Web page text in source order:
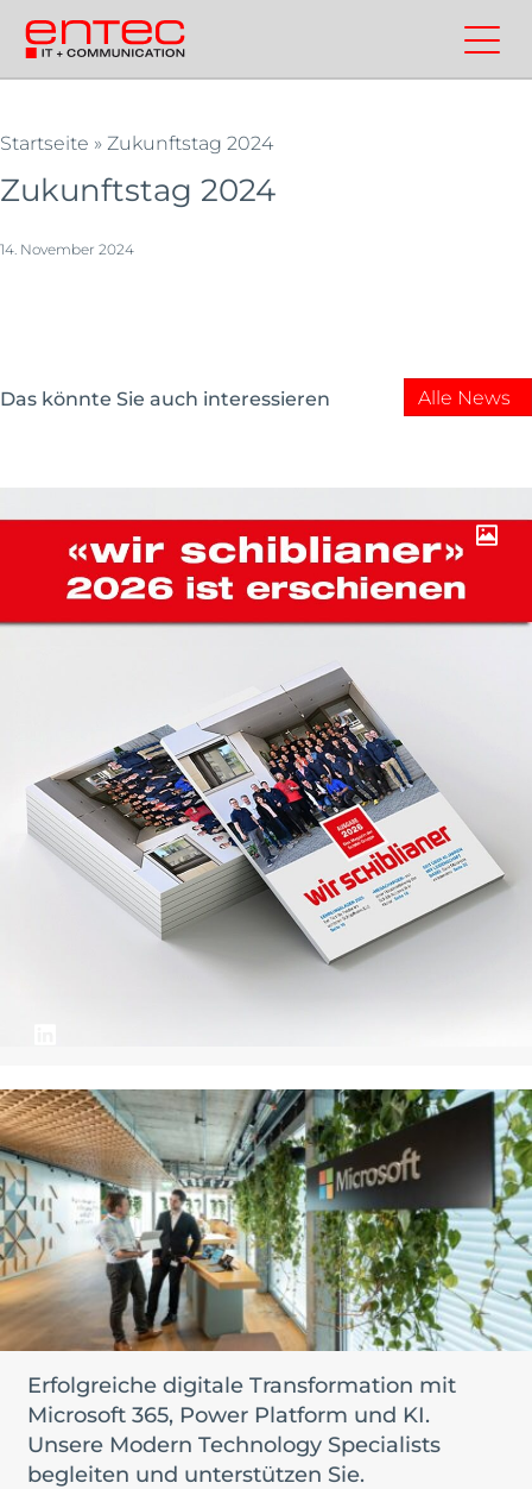
Zum
Inhalt
springen
Entec
|
Outsourcing
Cloud
Kontakt Suchen
Startseite » Zukunftstag 2024
Zukunftstag 2024
14. November 2024
Das könnte Sie auch interessieren Alle News
Erfolgreiche digitale Transformation mit
Microsoft 365, Power Platform und KI.
Unsere Modern Technology Specialists
begleiten und unterstützen Sie.